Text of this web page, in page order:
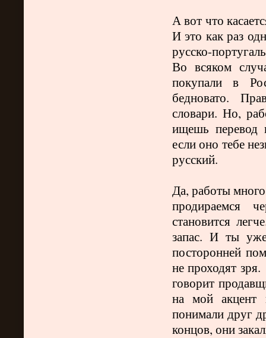
А вот что
И это как раз
русско-
Во всяком
покупали в
бедновато.
словари. Но,
ищешь перевод
если оно тебе
русский.
Да, работы
продираемся
становится
запас. И ты
посторонней
не проходят
говорит
на мой
понимали друг
концов, они